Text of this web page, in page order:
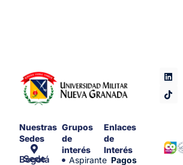
Nuestras
Sedes
Sede Bogotá
Grupos
de
interés
Aspirante
Enlaces
de
Interés
Pagos